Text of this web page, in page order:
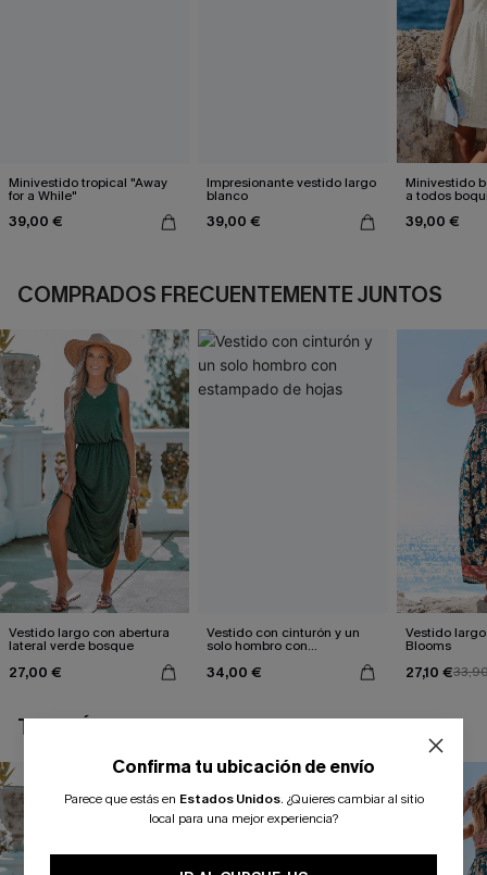
Minivestido tropical "Away
for a While"
39,00 €
Impresionante vestido largo
blanco
39,00 €
Minivestido
a todos
39,00 €
COMPRADOS FRECUENTEMENTE JUNTOS
Vestido largo con abertura
lateral verde bosque
27,00 €
Vestido con cinturón y un
solo hombro con
34,00 €
Vestido
Blooms
27,10 €
TAMBIÉN TE PUEDE GUSTAR
Confirma tu ubicación de envío
Parece que estás en Estados Unidos. ¿Quieres cambiar al sitio
local para una mejor experiencia?